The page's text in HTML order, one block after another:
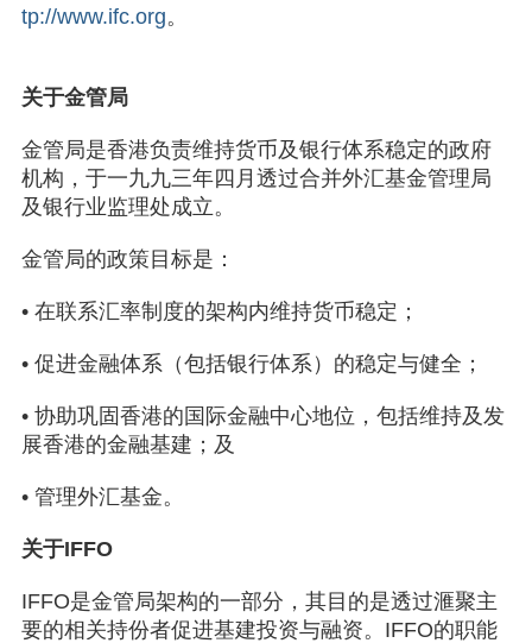
tp://www.ifc.org。
关于金管局
金管局是香港负责维持货币及银行体系稳定的政府
机构，于一九九三年四月透过合并外汇基金管理局
及银行业监理处成立。
金管局的政策目标是：
• 在联系汇率制度的架构内维持货币稳定；
• 促进金融体系（包括银行体系）的稳定与健全；
• 协助巩固香港的国际金融中心地位，包括维持及发
展香港的金融基建；及
• 管理外汇基金。
关于IFFO
IFFO是金管局架构的一部分，其目的是透过滙聚主
要的相关持份者促进基建投资与融资。IFFO的职能